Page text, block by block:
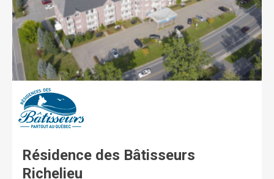
vous divertir. Vous pourrez donc profiter de moments
extraordinaires avec vos nouvelles connaissances et
profiter de beaux moments extérieurs.
Résidence des Bâtisseurs
Richelieu